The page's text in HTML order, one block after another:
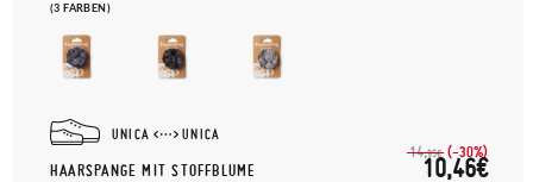
(3 FARBEN)
UNICA UNICA
HAARSPANGE MIT STOFFBLUME
14,95€ (-30%)
10,46€